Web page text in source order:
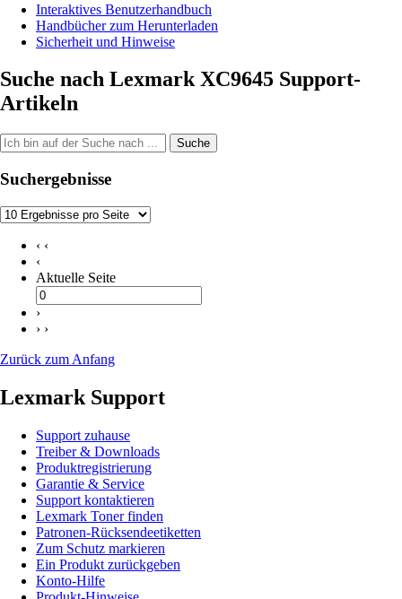
Interaktives Benutzerhandbuch
Handbücher zum Herunterladen
Sicherheit und Hinweise
Suche nach Lexmark XC9645 Support-
Artikeln
Suche
Suchergebnisse
‹ ‹
‹
Aktuelle Seite
›
› ›
Zurück zum Anfang
Lexmark Support
Support zuhause
Treiber & Downloads
Produktregistrierung
Garantie & Service
Support kontaktieren
Lexmark Toner finden
Patronen-Rücksendeetiketten
Zum Schutz markieren
Ein Produkt zurückgeben
Konto-Hilfe